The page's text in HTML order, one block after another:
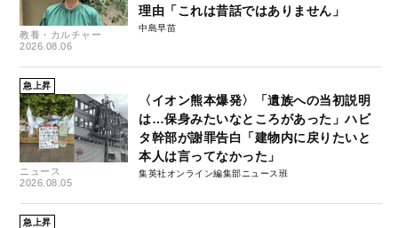
教養・カルチャー
2026.08.06
理由「これは昔話ではありません」
中島早苗
急上昇
ニュース
2026.08.05
〈イオン熊本爆発〉「遺族への当初説明
は…保身みたいなところがあった」ハビ
タ幹部が謝罪告白「建物内に戻りたいと
本人は言ってなかった」
集英社オンライン編集部ニュース班
急上昇